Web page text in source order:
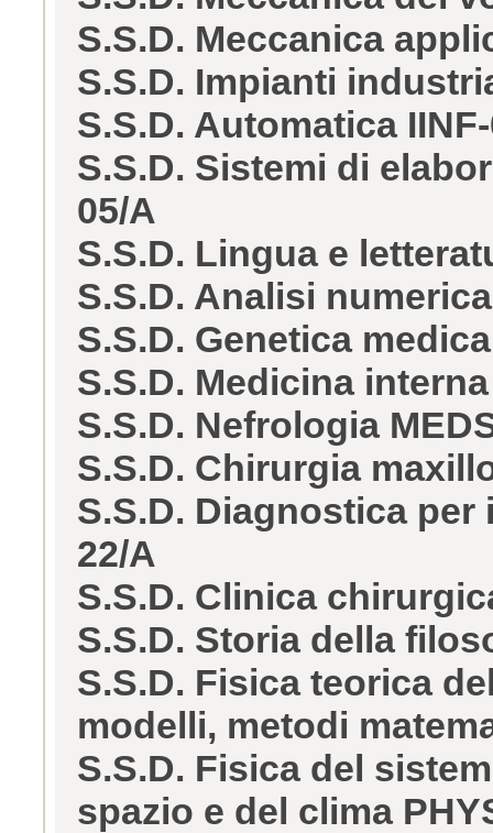
S.S.D. Meccanica
S.S.D. Impianti
S.S.D. Automatica
S.S.D. Sistemi di
05/A
S.S.D. Lingua e
S.S.D. Analisi
S.S.D. Genetica
S.S.D. Medicina
S.S.D. Nefrologia
S.S.D. Chirurgia
S.S.D. Diagnostica
22/A
S.S.D. Clinica
S.S.D. Storia della
S.S.D. Fisica teorica
modelli, metodi
S.S.D. Fisica del
spazio e del clima